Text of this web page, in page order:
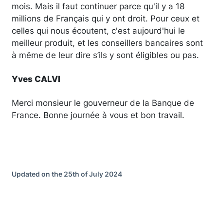
mois. Mais il faut continuer parce qu'il y a 18
millions de Français qui y ont droit. Pour ceux et
celles qui nous écoutent, c'est aujourd'hui le
meilleur produit, et les conseillers bancaires sont
à même de leur dire s’ils y sont éligibles ou pas.
Yves CALVI
Merci monsieur le gouverneur de la Banque de
France. Bonne journée à vous et bon travail.
Updated on the 25th of July 2024